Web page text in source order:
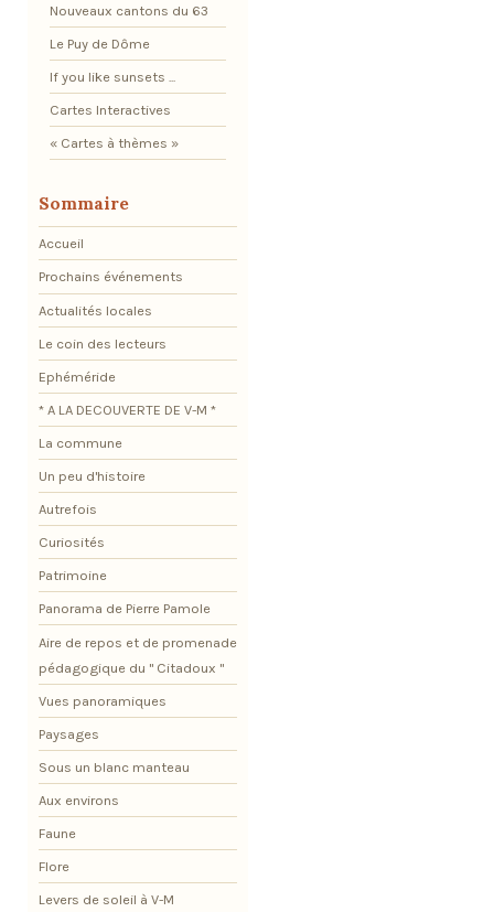
Nouveaux cantons du 63
Le Puy de Dôme
If you like sunsets ...
Cartes Interactives
« Cartes à thèmes »
Sommaire
Accueil
Prochains événements
Actualités locales
Le coin des lecteurs
Ephéméride
* A LA DECOUVERTE DE V-M *
La commune
Un peu d'histoire
Autrefois
Curiosités
Patrimoine
Panorama de Pierre Pamole
Aire de repos et de promenade
pédagogique du " Citadoux "
Vues panoramiques
Paysages
Sous un blanc manteau
Aux environs
Faune
Flore
Levers de soleil à V-M